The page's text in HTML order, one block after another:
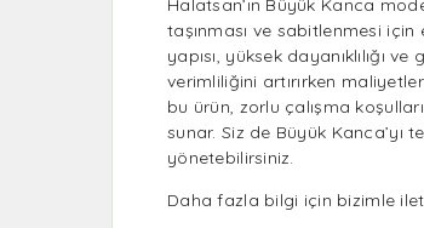
Halatsan’ın Büyük Kanca
taşınması ve sabitlenmesi
yapısı, yüksek dayanıklılığı
verimliliğini artırırken
bu ürün, zorlu çalışma
sunar. Siz de Büyük Kanca’yı
yönetebilirsiniz.
Daha fazla bilgi için bizimle